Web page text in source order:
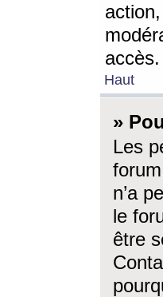
accès.
Haut
»
Les
n’a
le
être